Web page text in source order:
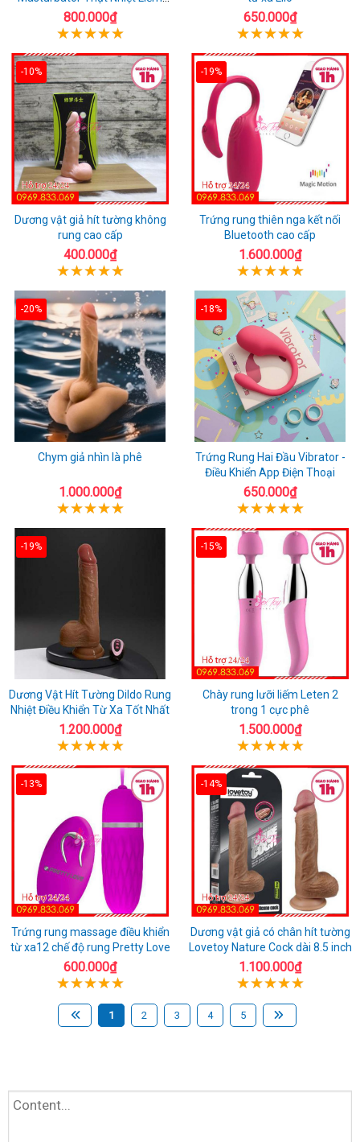
Rung
800.000₫ 650.000₫
-10%
Dương vật giả hít tường không
rung cao cấp
400.000₫
-19%
Trứng rung thiên nga kết nối
Bluetooth cao cấp
1.600.000₫
-20%
Chym giả nhìn là phê
1.000.000₫
-18%
Trứng Rung Hai Đầu Vibrator -
Điều Khiển App Điện Thoại
650.000₫
-19%
Dương Vật Hít Tường Dildo Rung
Nhiệt Điều Khiển Từ Xa Tốt Nhất
1.200.000₫
-15%
Chày rung lưỡi liếm Leten 2
trong 1 cực phê
1.500.000₫
-13%
Trứng rung massage điều khiển
từ xa12 chế độ rung Pretty Love
600.000₫
-14%
Dương vật giả có chân hít tường
Lovetoy Nature Cock dài 8.5 inch
1.100.000₫
1 2 3 4 5